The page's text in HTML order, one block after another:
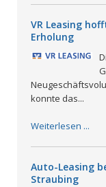
VR Leasing
Erholung
konnte das...
Weiterlesen ...
Auto-Leasing
Straubing